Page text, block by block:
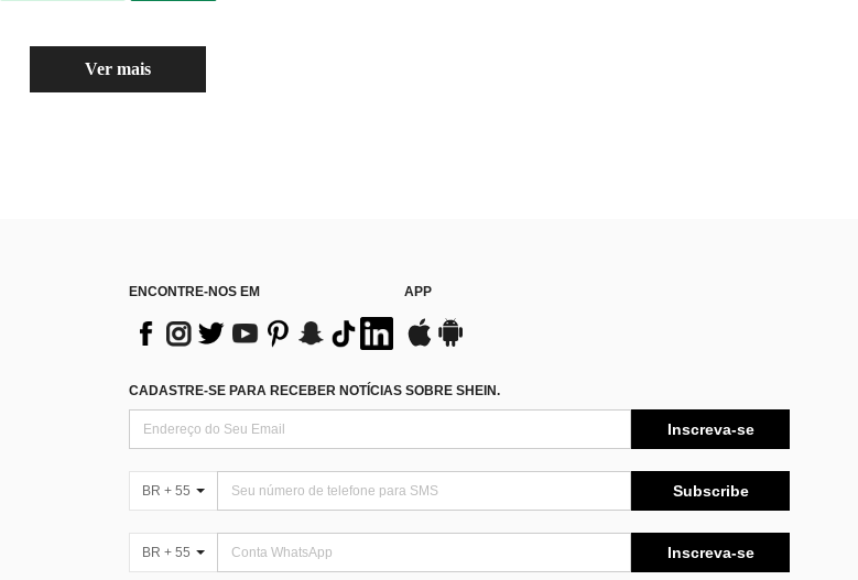
Ver mais
ENCONTRE-NOS EM APP
CADASTRE-SE PARA RECEBER NOTÍCIAS SOBRE SHEIN.
Inscreva-se
BR + 55 Subscribe
BR + 55 Inscreva-se